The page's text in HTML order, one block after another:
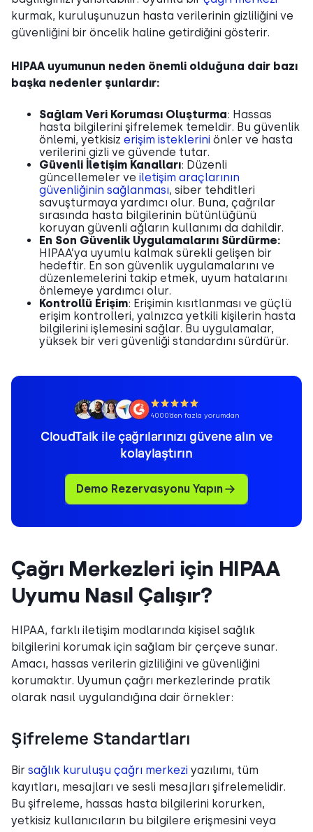
kurmak, kuruluşunuzun hasta verilerinin gizliliğini ve
güvenliğini bir öncelik haline getirdiğini gösterir.
HIPAA uyumunun neden önemli olduğuna dair bazı
başka nedenler şunlardır:
Sağlam Veri Koruması Oluşturma: Hassas
hasta bilgilerini şifrelemek temeldir. Bu güvenlik
önlemi, yetkisiz erişim isteklerini önler ve hasta
verilerini gizli ve güvende tutar.
Güvenli İletişim Kanalları: Düzenli
güncellemeler ve iletişim araçlarının
güvenliğinin sağlanması, siber tehditleri
savuşturmaya yardımcı olur. Buna, çağrılar
sırasında hasta bilgilerinin bütünlüğünü
koruyan güvenli ağların kullanımı da dahildir.
En Son Güvenlik Uygulamalarını Sürdürme:
HIPAA’ya uyumlu kalmak sürekli gelişen bir
hedeftir. En son güvenlik uygulamalarını ve
düzenlemelerini takip etmek, uyum hatalarını
önlemeye yardımcı olur.
Kontrollü Erişim: Erişimin kısıtlanması ve güçlü
erişim kontrolleri, yalnızca yetkili kişilerin hasta
bilgilerini işlemesini sağlar. Bu uygulamalar,
yüksek bir veri güvenliği standardını sürdürür.
4000’den fazla yorumdan
CloudTalk ile çağrılarınızı güvene alın ve
kolaylaştırın
Demo Rezervasyonu Yapın
Çağrı Merkezleri için HIPAA
Uyumu Nasıl Çalışır?
HIPAA, farklı iletişim modlarında kişisel sağlık
bilgilerini korumak için sağlam bir çerçeve sunar.
Amacı, hassas verilerin gizliliğini ve güvenliğini
korumaktır. Uyumun çağrı merkezlerinde pratik
olarak nasıl uygulandığına dair örnekler:
Şifreleme Standartları
Bir sağlık kuruluşu çağrı merkezi yazılımı, tüm
kayıtları, mesajları ve sesli mesajları şifrelemelidir.
Bu şifreleme, hassas hasta bilgilerini korurken,
yetkisiz kullanıcıların bu bilgilere erişmesini veya